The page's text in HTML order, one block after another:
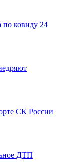
по ковиду 24
СК России
ДТП